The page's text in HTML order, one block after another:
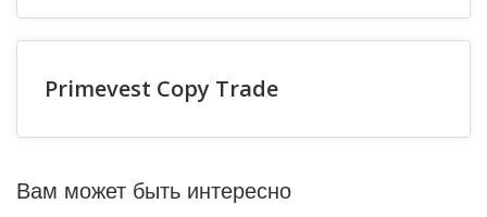
Primevest Copy Trade
Вам может быть интересно